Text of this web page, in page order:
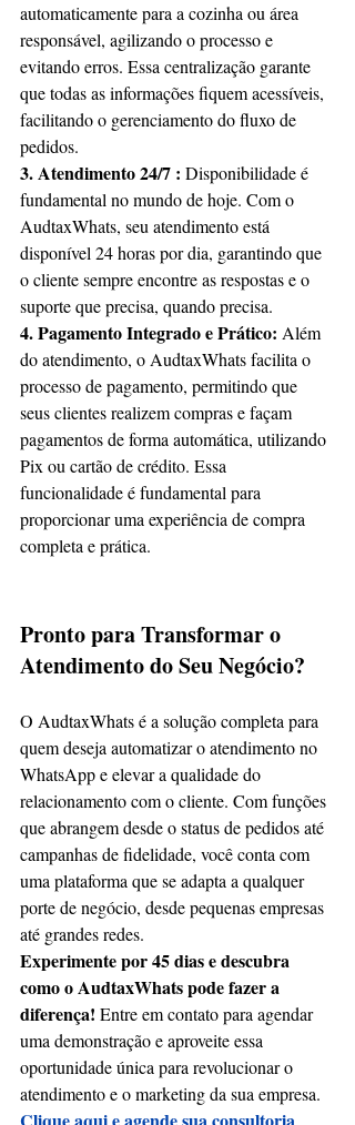
automaticamente para a cozinha ou área
responsável, agilizando o processo e
evitando erros. Essa centralização garante
que todas as informações fiquem acessíveis,
facilitando o gerenciamento do fluxo de
pedidos.
3. Atendimento 24/7 : Disponibilidade é
fundamental no mundo de hoje. Com o
AudtaxWhats, seu atendimento está
disponível 24 horas por dia, garantindo que
o cliente sempre encontre as respostas e o
suporte que precisa, quando precisa.
4. Pagamento Integrado e Prático: Além
do atendimento, o AudtaxWhats facilita o
processo de pagamento, permitindo que
seus clientes realizem compras e façam
pagamentos de forma automática, utilizando
Pix ou cartão de crédito. Essa
funcionalidade é fundamental para
proporcionar uma experiência de compra
completa e prática.
Pronto para Transformar o
Atendimento do Seu Negócio?
O AudtaxWhats é a solução completa para
quem deseja automatizar o atendimento no
WhatsApp e elevar a qualidade do
relacionamento com o cliente. Com funções
que abrangem desde o status de pedidos até
campanhas de fidelidade, você conta com
uma plataforma que se adapta a qualquer
porte de negócio, desde pequenas empresas
até grandes redes.
Experimente por 45 dias e descubra
como o AudtaxWhats pode fazer a
diferença! Entre em contato para agendar
uma demonstração e aproveite essa
oportunidade única para revolucionar o
atendimento e o marketing da sua empresa.